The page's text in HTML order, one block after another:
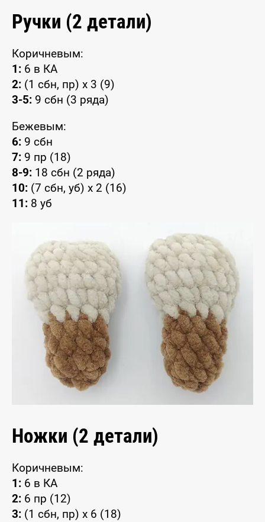
Ручки (2 детали)
Коричневым:
1: 6 в КА
2: (1 сбн, пр) x 3 (9)
3-5: 9 сбн (3 ряда)
Бежевым:
6: 9 сбн
7: 9 пр (18)
8-9: 18 сбн (2 ряда)
10: (7 сбн, уб) x 2 (16)
11: 8 уб
Ножки (2 детали)
Коричневым:
1: 6 в КА
2: 6 пр (12)
3: (1 сбн, пр) x 6 (18)